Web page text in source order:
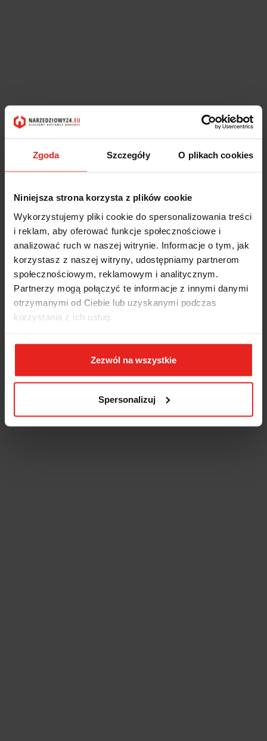
Zgoda Szczegóły O plikach cookies
Niniejsza strona korzysta z plików cookie
Wykorzystujemy pliki cookie do spersonalizowania treści
i reklam, aby oferować funkcje społecznościowe i
analizować ruch w naszej witrynie. Informacje o tym, jak
korzystasz z naszej witryny, udostępniamy partnerom
społecznościowym, reklamowym i analitycznym.
Partnerzy mogą połączyć te informacje z innymi danymi
otrzymanymi od Ciebie lub uzyskanymi podczas
korzystania z ich usług.
Zezwól na wszystkie
Spersonalizuj